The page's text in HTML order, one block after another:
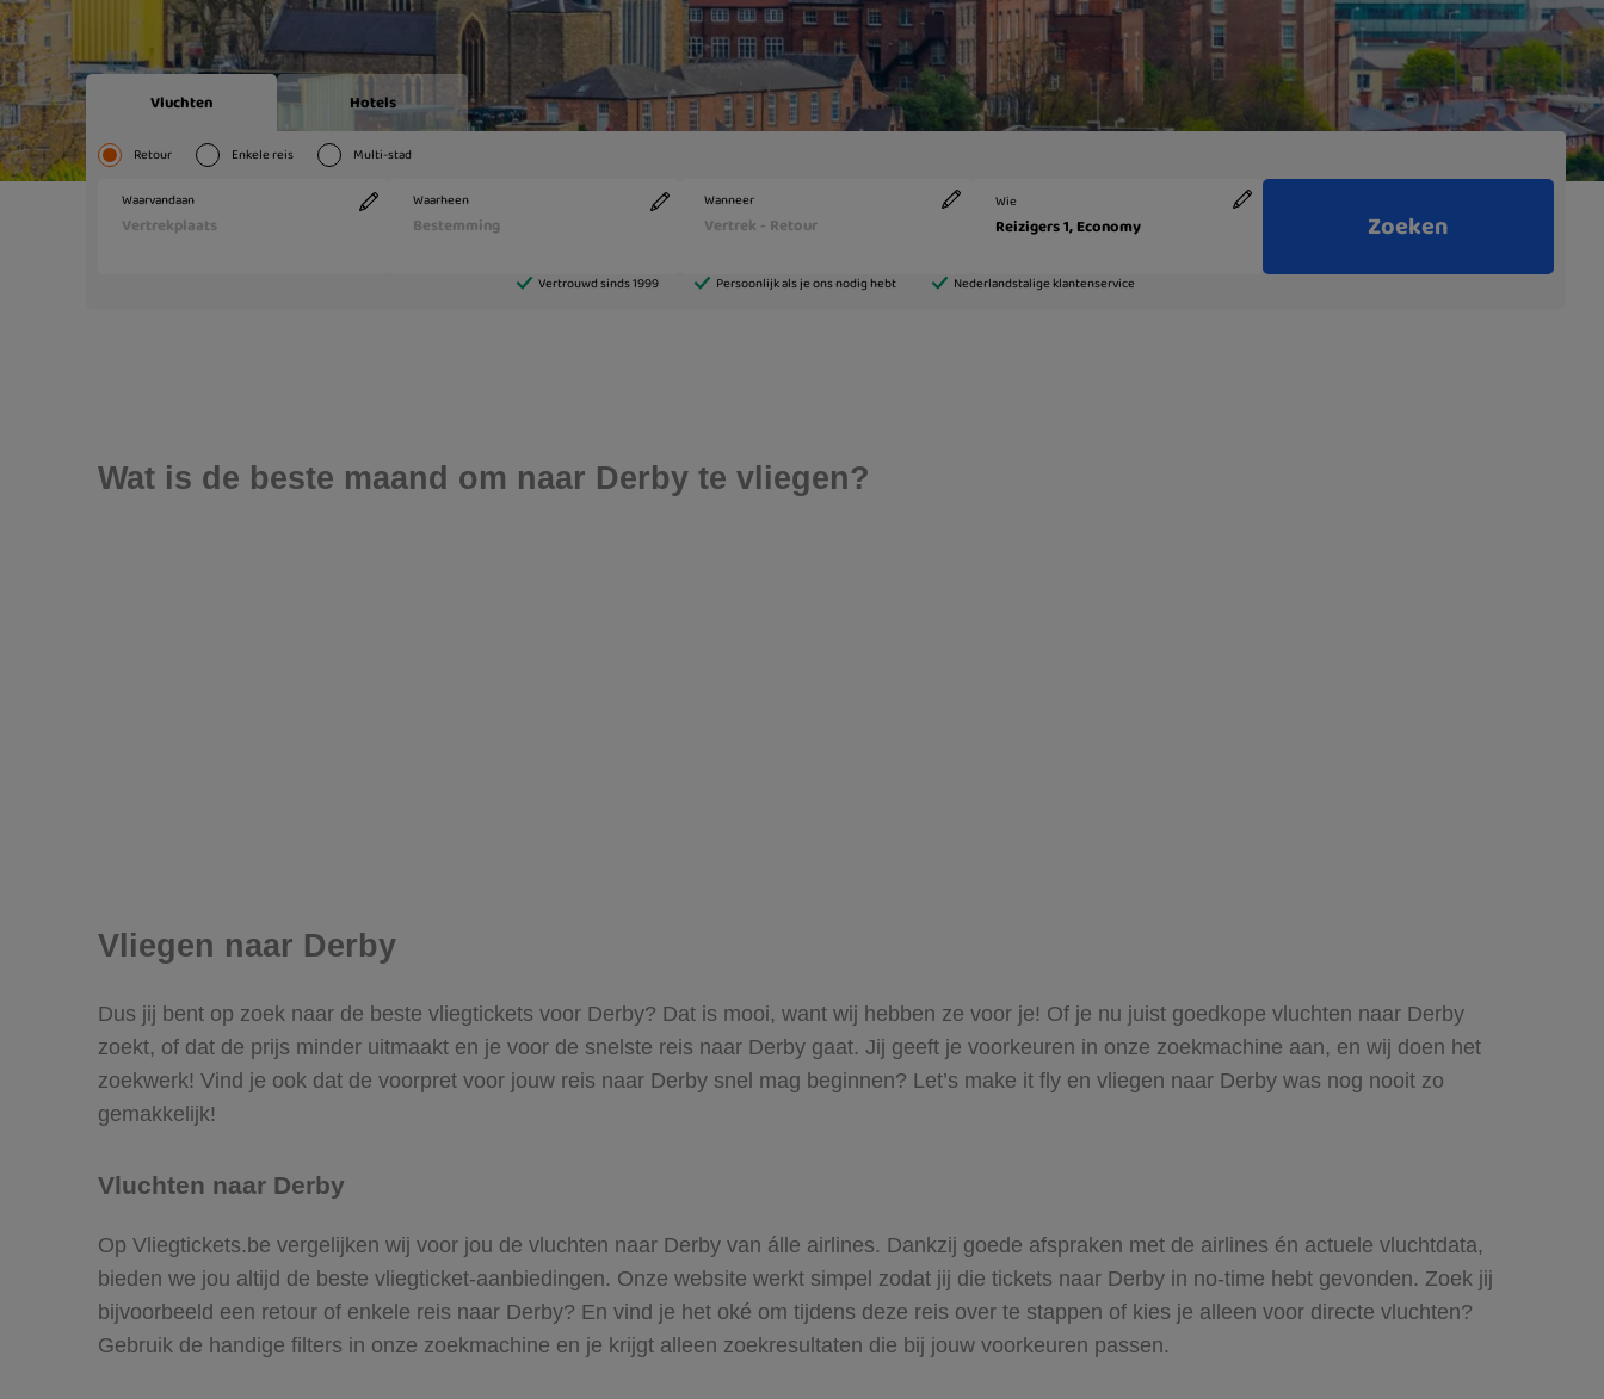
Wat is de beste maand om naar Derby te vliegen?
Vliegen naar Derby
Dus jij bent op zoek naar de beste vliegtickets voor Derby? Dat is mooi, want wij hebben ze voor je! Of je nu juist goedkope vluchten naar Derby
zoekt, of dat de prijs minder uitmaakt en je voor de snelste reis naar Derby gaat. Jij geeft je voorkeuren in onze zoekmachine aan, en wij doen het
zoekwerk! Vind je ook dat de voorpret voor jouw reis naar Derby snel mag beginnen? Let’s make it fly en vliegen naar Derby was nog nooit zo
gemakkelijk!
Vluchten naar Derby
Op Vliegtickets.be vergelijken wij voor jou de vluchten naar Derby van álle airlines. Dankzij goede afspraken met de airlines én actuele vluchtdata,
bieden we jou altijd de beste vliegticket-aanbiedingen. Onze website werkt simpel zodat jij die tickets naar Derby in no-time hebt gevonden. Zoek jij
bijvoorbeeld een retour of enkele reis naar Derby? En vind je het oké om tijdens deze reis over te stappen of kies je alleen voor directe vluchten?
Gebruik de handige filters in onze zoekmachine en je krijgt alleen zoekresultaten die bij jouw voorkeuren passen.